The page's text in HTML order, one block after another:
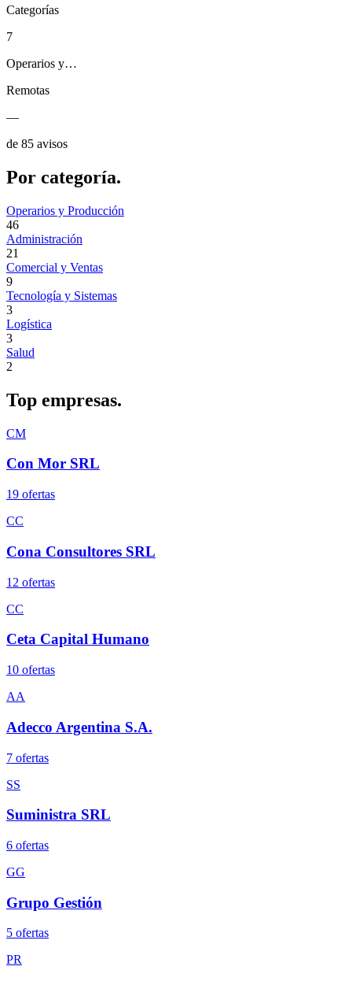
Categorías
7
Operarios y…
Remotas
—
de 85 avisos
Por categoría.
Operarios y Producción
46
Administración
21
Comercial y Ventas
9
Tecnología y Sistemas
3
Logística
3
Salud
2
Top empresas.
CM
Con Mor SRL
19 ofertas
CC
Cona Consultores SRL
12 ofertas
CC
Ceta Capital Humano
10 ofertas
AA
Adecco Argentina S.A.
7 ofertas
SS
Suministra SRL
6 ofertas
GG
Grupo Gestión
5 ofertas
PR